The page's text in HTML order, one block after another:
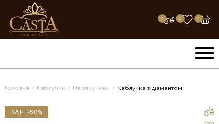
0 0 0
Головна / Каблучки / На заручини / Каблучка з діамантом
SALE -50%